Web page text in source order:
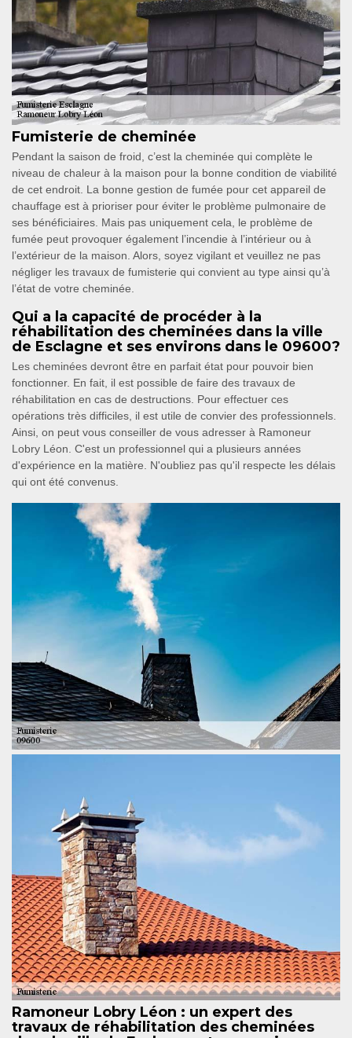
Fumisterie de cheminée
Pendant la saison de froid, c’est la cheminée qui complète le
niveau de chaleur à la maison pour la bonne condition de viabilité
de cet endroit. La bonne gestion de fumée pour cet appareil de
chauffage est à prioriser pour éviter le problème pulmonaire de
ses bénéficiaires. Mais pas uniquement cela, le problème de
fumée peut provoquer également l’incendie à l’intérieur ou à
l’extérieur de la maison. Alors, soyez vigilant et veuillez ne pas
négliger les travaux de fumisterie qui convient au type ainsi qu’à
l’état de votre cheminée.
Qui a la capacité de procéder à la
réhabilitation des cheminées dans la ville
de Esclagne et ses environs dans le 09600?
Les cheminées devront être en parfait état pour pouvoir bien
fonctionner. En fait, il est possible de faire des travaux de
réhabilitation en cas de destructions. Pour effectuer ces
opérations très difficiles, il est utile de convier des professionnels.
Ainsi, on peut vous conseiller de vous adresser à Ramoneur
Lobry Léon. C'est un professionnel qui a plusieurs années
d'expérience en la matière. N'oubliez pas qu'il respecte les délais
qui ont été convenus.
Ramoneur Lobry Léon : un expert des
travaux de réhabilitation des cheminées